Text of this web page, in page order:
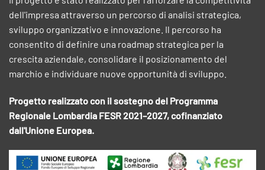
dell'impresa attraverso un percorso di analisi strategica,
sviluppo organizzativo e innovazione. Il percorso ha
consentito di definire una roadmap strategica per la
crescita aziendale, consolidare il posizionamento del
marchio e individuare nuove opportunità di sviluppo.
Progetto realizzato con il sostegno del Programma
Regionale Lombardia FESR 2021–2027, cofinanziato
dall'Unione Europea.